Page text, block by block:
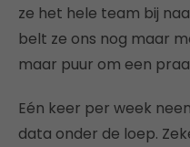
ze het hele team bij
belt ze ons nog maar
maar puur om een
Eén keer per week
data onder de loep.